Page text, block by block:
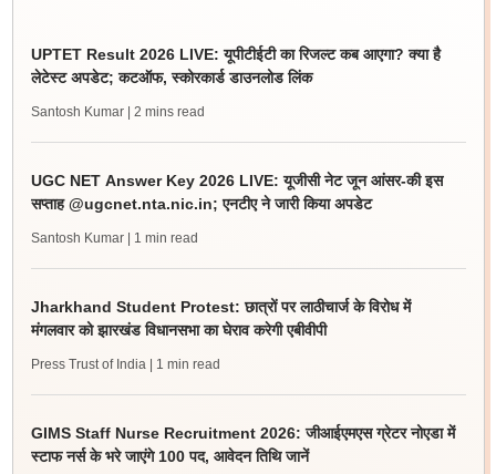
UPTET Result 2026 LIVE: यूपीटीईटी का रिजल्ट कब आएगा? क्या है
लेटेस्ट अपडेट; कटऑफ, स्कोरकार्ड डाउनलोड लिंक
Santosh Kumar | 2 mins read
UGC NET Answer Key 2026 LIVE: यूजीसी नेट जून आंसर-की इस
सप्ताह @ugcnet.nta.nic.in; एनटीए ने जारी किया अपडेट
Santosh Kumar | 1 min read
Jharkhand Student Protest: छात्रों पर लाठीचार्ज के विरोध में
मंगलवार को झारखंड विधानसभा का घेराव करेगी एबीवीपी
Press Trust of India | 1 min read
GIMS Staff Nurse Recruitment 2026: जीआईएमएस ग्रेटर नोएडा में
स्टाफ नर्स के भरे जाएंगे 100 पद, आवेदन तिथि जानें